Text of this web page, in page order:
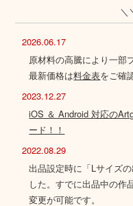
＼
2026.06.17
原材料の高騰により一部
最新価格は料金表をご確
2023.12.27
iOS ＆ Android 対応の
ード！！
2022.08.29
出品設定時に「Lサイズ
した。すでに出品中の作
変更が可能です。